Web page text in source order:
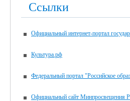
Ссылки
Официальный интернет-портал
Культура.рф
Федеральный портал "Российское
Официальный сайт Минпросвещения